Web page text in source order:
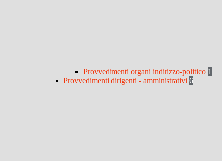
Provvedimenti organi indirizzo-politico 1
Provvedimenti dirigenti - amministrativi 6